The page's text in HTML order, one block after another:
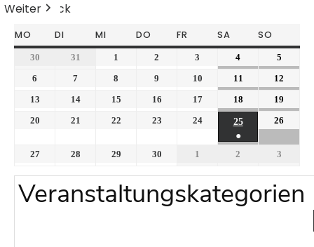
Zurück
Heute
Weiter
MO DI MI DO FR SA SO
30 31 1 2 3 4
5
6
7 8 9 10 11
12
13
14 15 16 17 18
19
20
21 22 23 24
25
●
26
27 28 29 30 1 2 3
Veranstaltungskategorien